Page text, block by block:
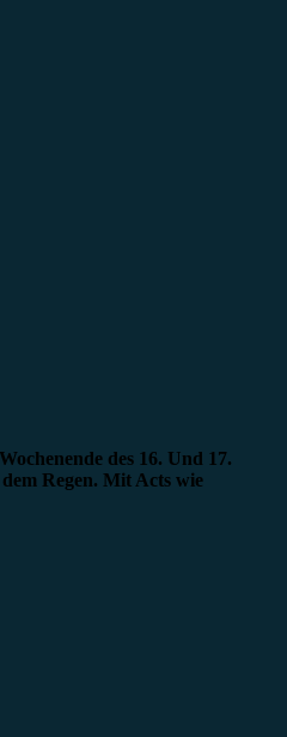
des 16. Und 17.
Regen. Mit Acts wie